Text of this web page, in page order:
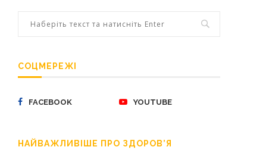
СОЦМЕРЕЖІ
FACEBOOK YOUTUBE
НАЙВАЖЛИВІШЕ ПРО ЗДОРОВ’Я